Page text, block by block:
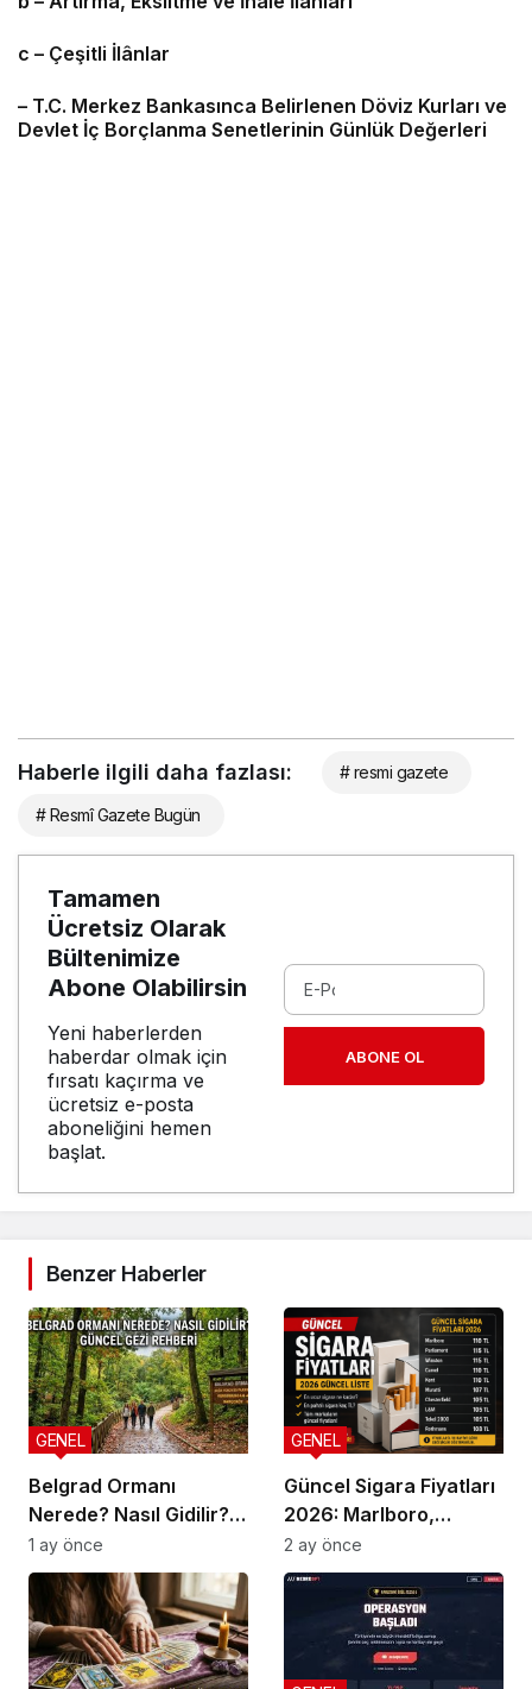
c – Çeşitli İlânlar
– T.C. Merkez Bankasınca Belirlenen Döviz Kurları ve
Devlet İç Borçlanma Senetlerinin Günlük Değerleri
Haberle ilgili daha fazlası: # resmi gazete
# Resmî Gazete Bugün
Tamamen
Ücretsiz Olarak
Bültenimize
Abone Olabilirsin
Yeni haberlerden
haberdar olmak için
fırsatı kaçırma ve
ücretsiz e-posta
aboneliğini hemen
başlat.
ABONE OL
Benzer Haberler
Belgrad Ormanı
Nerede? Nasıl Gidilir?
Güncel Gezi Rehberi
GENEL
1 ay önce
Güncel Sigara Fiyatları
2026: Marlboro,
Parliament, Winston,
Camel ve Tüm Sigara
Markalarının Zamlı
Fiyat Listesi
GENEL
2 ay önce